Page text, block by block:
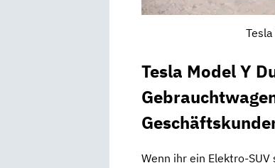
Tesla Model Y
Wenn ihr ein Elektro-